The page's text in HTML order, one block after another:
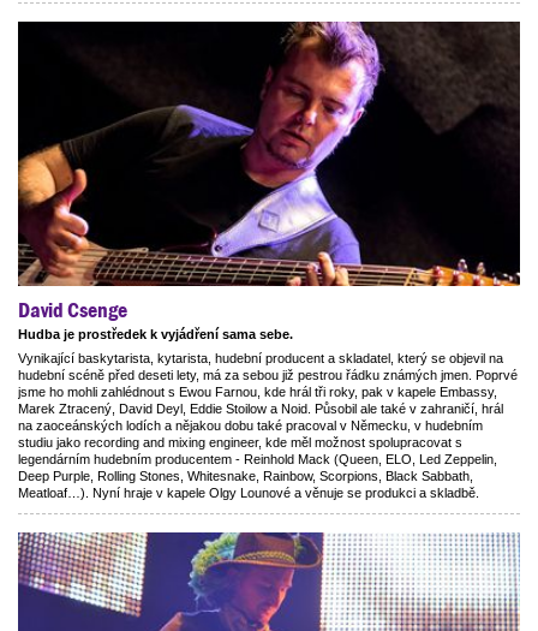
David Csenge
Hudba je prostředek k vyjádření sama sebe.
Vynikající baskytarista, kytarista, hudební producent a skladatel, který se objevil na
hudební scéně před deseti lety, má za sebou již pestrou řádku známých jmen. Poprvé
jsme ho mohli zahlédnout s Ewou Farnou, kde hrál tři roky, pak v kapele Embassy,
Marek Ztracený, David Deyl, Eddie Stoilow a Noid. Působil ale také v zahraničí, hrál
na zaoceánských lodích a nějakou dobu také pracoval v Německu, v hudebním
studiu jako recording and mixing engineer, kde měl možnost spolupracovat s
legendárním hudebním producentem - Reinhold Mack (Queen, ELO, Led Zeppelin,
Deep Purple, Rolling Stones, Whitesnake, Rainbow, Scorpions, Black Sabbath,
Meatloaf…). Nyní hraje v kapele Olgy Lounové a věnuje se produkci a skladbě.